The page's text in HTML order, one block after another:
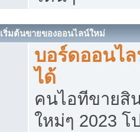
เริ่มต้นขายของออนไลน์ใหม่
บอร์ดออนไ
ได้
คนไอทีขายสิ
ใหม่ๆ 2023